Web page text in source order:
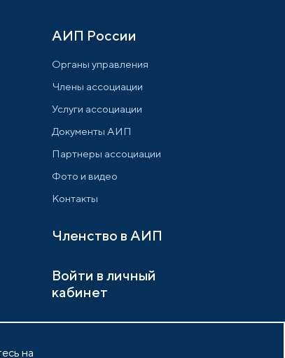
АИП России
Органы управления
Члены ассоциации
Услуги ассоциации
Документы АИП
Партнеры ассоциации
Фото и видео
Контакты
Членство в АИП
Войти в личный
кабинет
на